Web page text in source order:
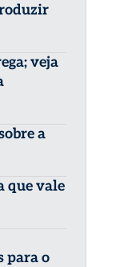
veja
a
que vale
para o